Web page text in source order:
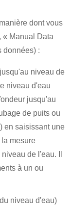
dont vous
« Manual Data
données) :
niveau de
niveau d'eau
jusqu'au
de puits ou
en saisissant une
mesure
de l'eau. Il
à un ou
niveau d'eau)